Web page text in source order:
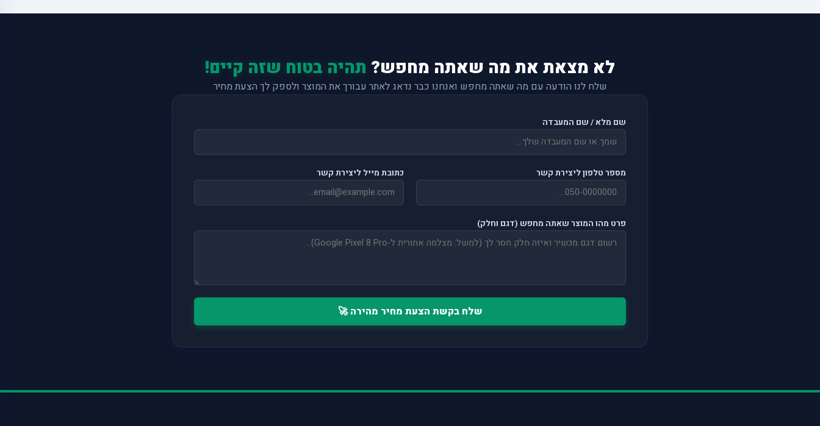
לא מצאת את מה שאתה מחפש? תהיה בטוח שזה קיים!
שלח לנו הודעה עם מה שאתה מחפש ואנחנו כבר נדאג לאתר עבורך את המוצר ולספק לך הצעת מחיר
שם מלא / שם המעבדה
מספר טלפון ליצירת קשר כתובת מייל ליצירת קשר
פרט מהו המוצר שאתה מחפש (דגם וחלק)
שלח בקשת הצעת מחיר מהירה 🚀